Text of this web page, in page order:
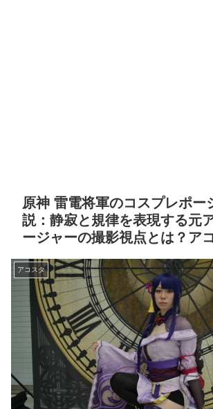
原神 雷電将軍のコスプレポー
説：静寂と規律を表現する元
ージャーの撮影視点とは？ア
アコスタ